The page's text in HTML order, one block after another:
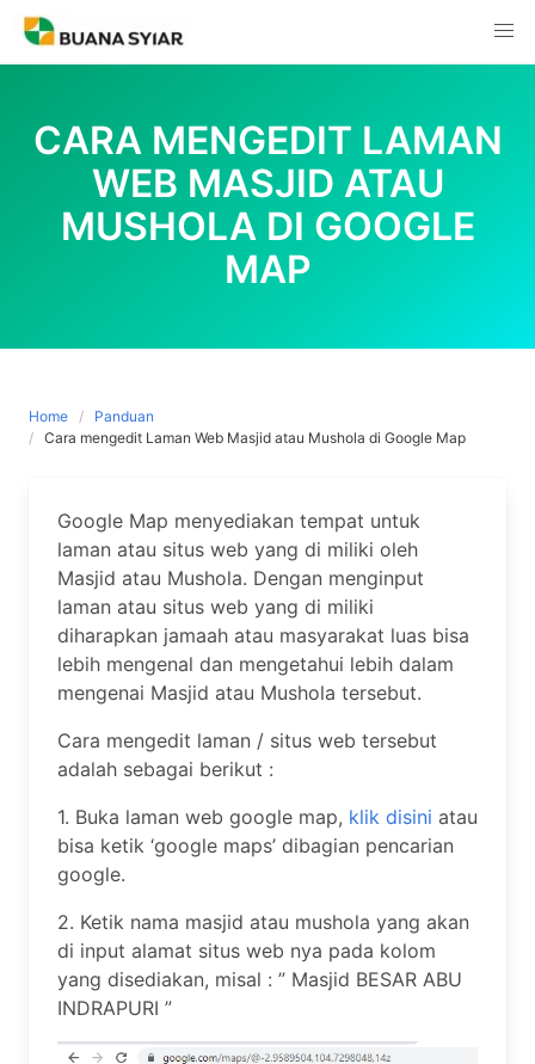
Skip
content
CARA MENGEDIT LAMAN
WEB MASJID ATAU
MUSHOLA DI GOOGLE
MAP
Home
Panduan
Cara mengedit Laman Web Masjid atau Mushola di Google Map
Google Map menyediakan tempat untuk
laman atau situs web yang di miliki oleh
Masjid atau Mushola. Dengan menginput
laman atau situs web yang di miliki
diharapkan jamaah atau masyarakat luas bisa
lebih mengenal dan mengetahui lebih dalam
mengenai Masjid atau Mushola tersebut.
Cara mengedit laman / situs web tersebut
adalah sebagai berikut :
1. Buka laman web google map, klik disini atau
bisa ketik ‘google maps’ dibagian pencarian
google.
2. Ketik nama masjid atau mushola yang akan
di input alamat situs web nya pada kolom
yang disediakan, misal : ” Masjid BESAR ABU
INDRAPURI ”